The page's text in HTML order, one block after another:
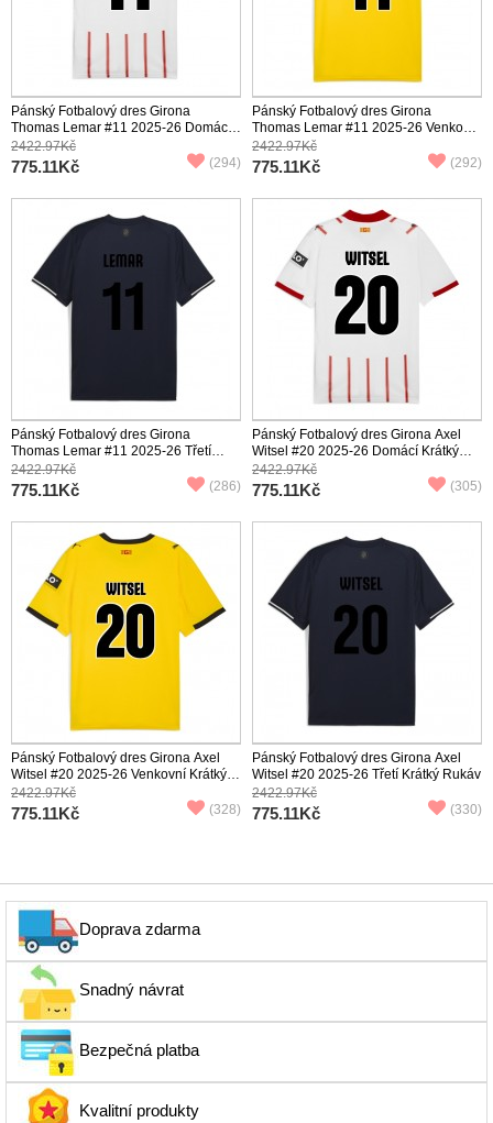
Pánský Fotbalový dres Girona
Thomas Lemar #11 2025-26 Domácí
Krátký Rukáv
2422.97Kč
775.11Kč (294)
Pánský Fotbalový dres Girona
Thomas Lemar #11 2025-26 Venkovní
Krátký Rukáv
2422.97Kč
775.11Kč (292)
Pánský Fotbalový dres Girona
Thomas Lemar #11 2025-26 Třetí
Krátký Rukáv
2422.97Kč
775.11Kč (286)
Pánský Fotbalový dres Girona Axel
Witsel #20 2025-26 Domácí Krátký
Rukáv
2422.97Kč
775.11Kč (305)
Pánský Fotbalový dres Girona Axel
Witsel #20 2025-26 Venkovní Krátký
Rukáv
2422.97Kč
775.11Kč (328)
Pánský Fotbalový dres Girona Axel
Witsel #20 2025-26 Třetí Krátký Rukáv
2422.97Kč
775.11Kč (330)
Doprava zdarma
Snadný návrat
Bezpečná platba
Kvalitní produkty